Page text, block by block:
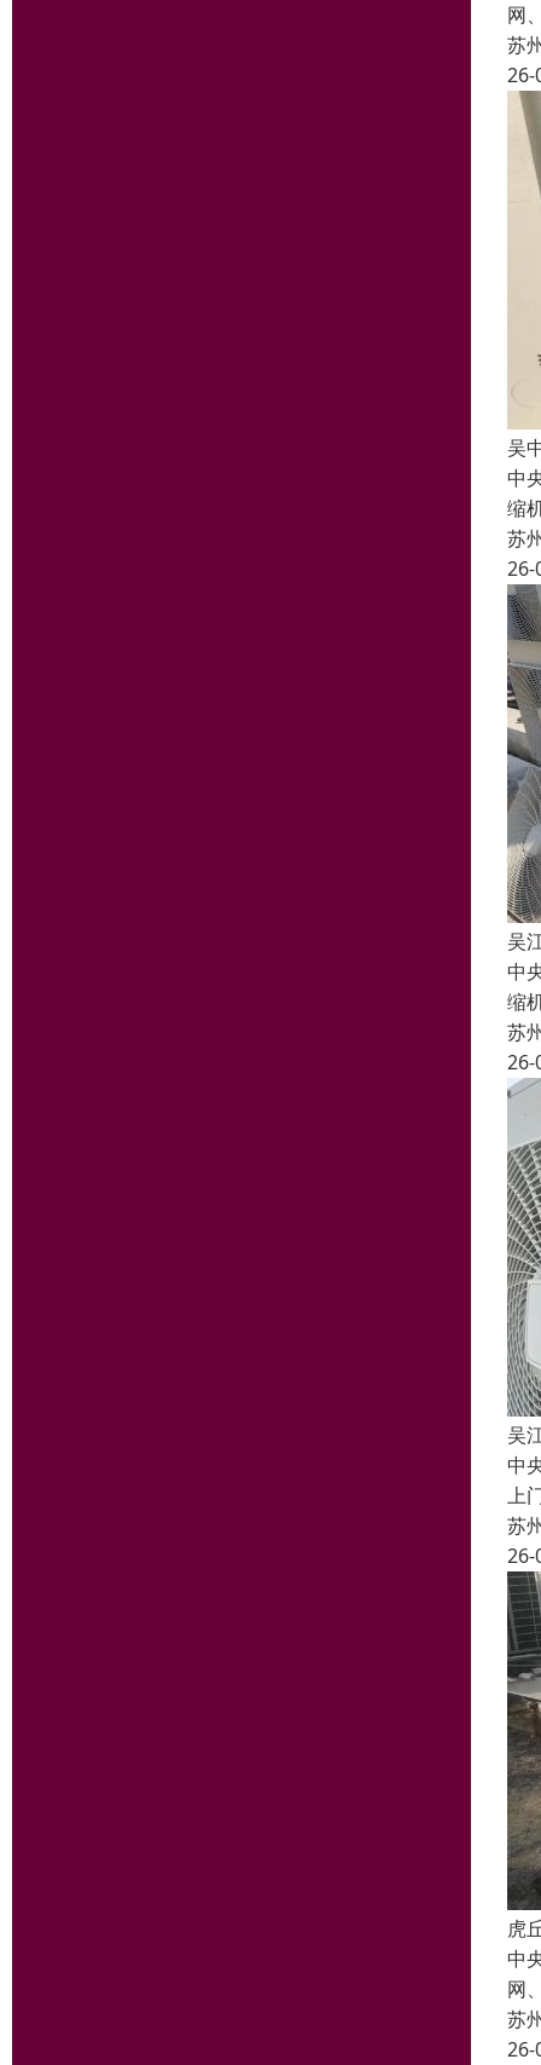
网
苏
26-
吴
中
缩
苏
26-
吴
中
缩
苏
26-
吴
中
上
苏
26-
虎
中
网
苏
26-